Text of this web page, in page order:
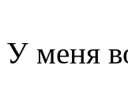
У меня